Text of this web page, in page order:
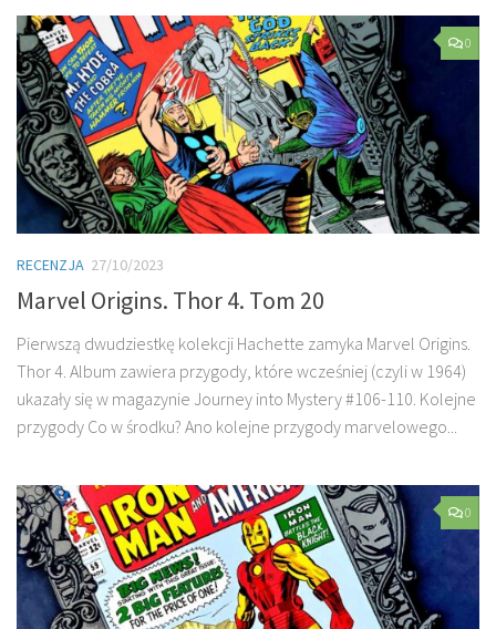
0
RECENZJA 27/10/2023
Marvel Origins. Thor 4. Tom 20
Pierwszą dwudziestkę kolekcji Hachette zamyka Marvel Origins.
Thor 4. Album zawiera przygody, które wcześniej (czyli w 1964)
ukazały się w magazynie Journey into Mystery #106-110. Kolejne
przygody Co w środku? Ano kolejne przygody marvelowego...
0